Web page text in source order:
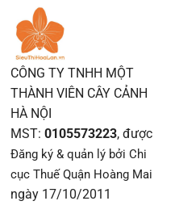
CÔNG TY TNHH MỘT
THÀNH VIÊN CÂY CẢNH
HÀ NỘI
MST: 0105573223, được
Đăng ký & quản lý bởi Chi
cục Thuế Quận Hoàng Mai
ngày 17/10/2011